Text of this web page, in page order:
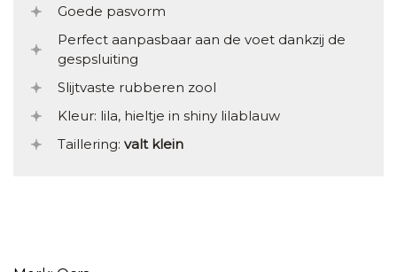
Goede pasvorm
Perfect aanpasbaar aan de voet dankzij de
gespsluiting
Slijtvaste rubberen zool
Kleur: lila, hieltje in shiny lilablauw
Taillering: valt klein